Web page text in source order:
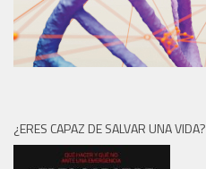
¿ERES CAPAZ DE SALVAR UNA VIDA?